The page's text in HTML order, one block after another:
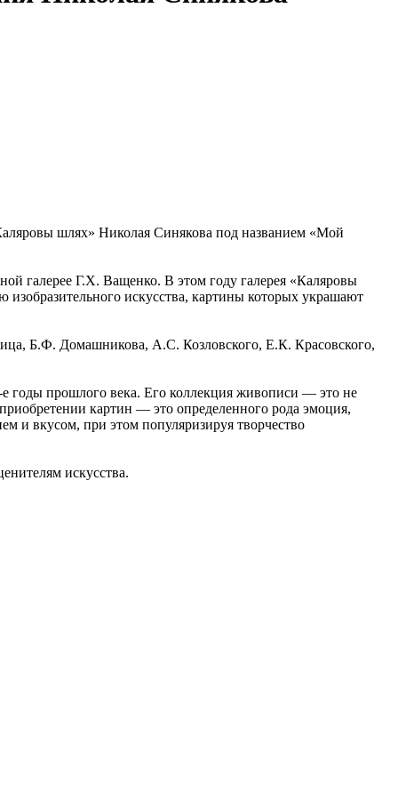
шлях» Николая Синякова под названием «Мой
галерее Г.Х. Ващенко. В этом году галерея «Каляровы
искусства, картины которых украшают
Б.Ф. Домашникова, А.С. Козловского, Е.К. Красовского,
годы прошлого века. Его коллекция живописи — это не
картин — это определенного рода эмоция,
и вкусом, при этом популяризируя творчество
искусства.